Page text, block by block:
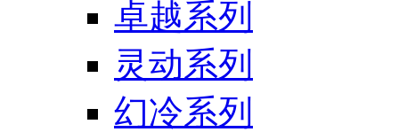
卓越系列
灵动系列
幻冷系列